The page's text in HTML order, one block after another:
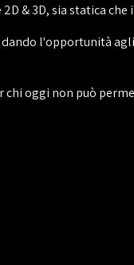
& 3D, sia statica che
l'opportunità
oggi non può